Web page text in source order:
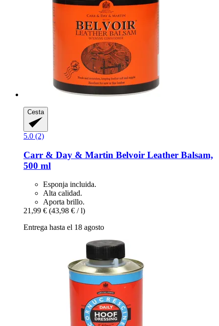
Cesta
5.0 (2)
Carr & Day & Martin Belvoir Leather Balsam,
500 ml
Esponja incluida.
Alta calidad.
Aporta brillo.
21,99 € (43,98 € / l)
Entrega hasta el 18 agosto